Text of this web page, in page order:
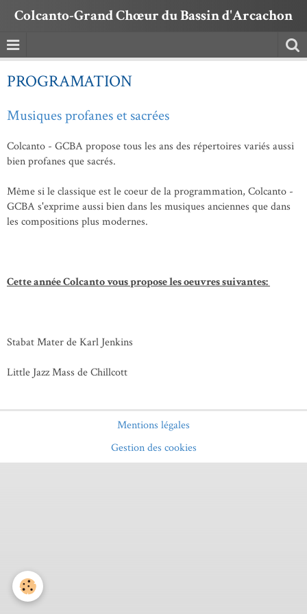
Colcanto-Grand Chœur du Bassin d'Arcachon
PROGRAMATION
Musiques profanes et sacrées
Colcanto - GCBA propose tous les ans des répertoires variés aussi
bien profanes que sacrés.
Même si le classique est le coeur de la programmation, Colcanto -
GCBA s'exprime aussi bien dans les musiques anciennes que dans
les compositions plus modernes.
Cette année Colcanto vous propose les oeuvres suivantes:
Stabat Mater de Karl Jenkins
Little Jazz Mass de Chillcott
Mentions légales
Gestion des cookies